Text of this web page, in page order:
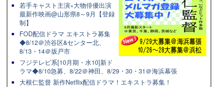
若手キャスト主演×大物俳優出演
最新作映画@山形県8～9月【登録
制】
FOD配信ドラマ エキストラ募集
◆8/12＠渋谷区&センター北、
8/13・14＠坂戸市
フジテレビ系[10月期・水10]新ド
ラマ◆8/10急募、8/22＠神田、8/29・30・31＠海浜幕張
大根仁監督 新作Netflix配信ドラマ！エキストラ募集！